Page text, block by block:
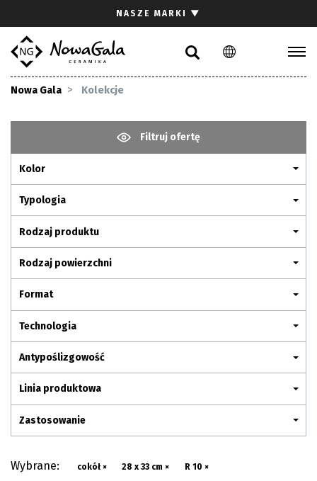
PL EN
NASZE MARKI ▼
Nowa Gala Kolekcje
Filtruj ofertę
Kolor
Typologia
Rodzaj produktu
Rodzaj powierzchni
Format
Technologia
Antypoślizgowość
Linia produktowa
Zastosowanie
Wybrane: cokół × 28 x 33 cm × R 10 ×
Gdzie kupić
Pliki do pobrania
Pytania i odpowiedzi
Kariera
Kontakt
Komunikacja z akcjonariuszami